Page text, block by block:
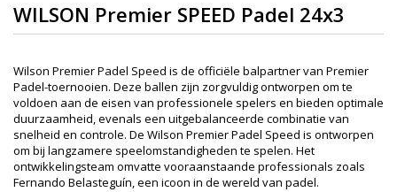
WILSON Premier SPEED Padel 24x3
Wilson Premier Padel Speed is de officiële balpartner van Premier
Padel-toernooien. Deze ballen zijn zorgvuldig ontworpen om te
voldoen aan de eisen van professionele spelers en bieden optimale
duurzaamheid, evenals een uitgebalanceerde combinatie van
snelheid en controle. De Wilson Premier Padel Speed is ontworpen
om bij langzamere speelomstandigheden te spelen. Het
ontwikkelingsteam omvatte vooraanstaande professionals zoals
Fernando Belasteguín, een icoon in de wereld van padel.